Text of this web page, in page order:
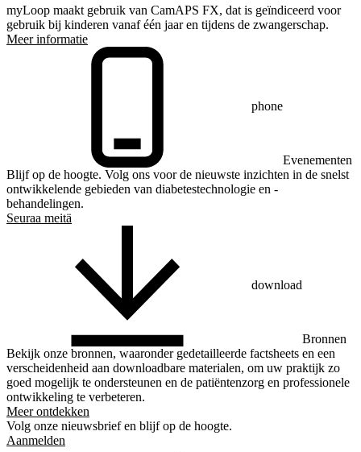
myLoop maakt gebruik van CamAPS FX, dat is geïndiceerd voor
gebruik bij kinderen vanaf één jaar en tijdens de zwangerschap.
Meer informatie
phone
Evenementen
Blijf op de hoogte. Volg ons voor de nieuwste inzichten in de snelst
ontwikkelende gebieden van diabetestechnologie en -
behandelingen.
Seuraa meitä
download
Bronnen
Bekijk onze bronnen, waaronder gedetailleerde factsheets en een
verscheidenheid aan downloadbare materialen, om uw praktijk zo
goed mogelijk te ondersteunen en de patiëntenzorg en professionele
ontwikkeling te verbeteren.
Meer ontdekken
Volg onze nieuwsbrief en blijf op de hoogte.
Aanmelden